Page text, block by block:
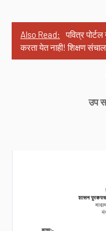
Also Read:
पवित्र
करता येत नाही! शिक्षण
उप